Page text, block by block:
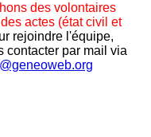
des volontaires
actes (état civil et
rejoindre l'équipe,
contacter par mail via